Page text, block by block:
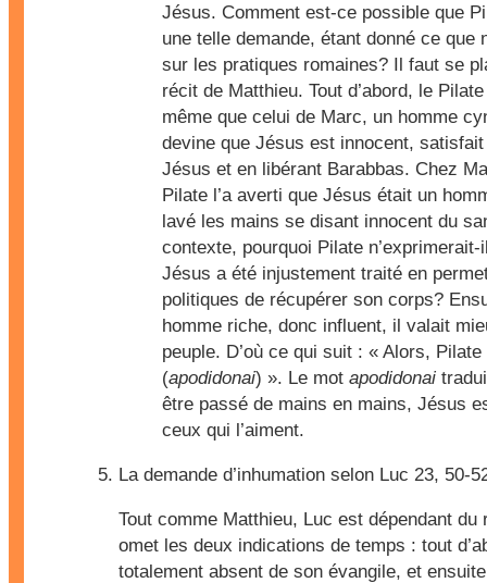
Jésus. Comment est-ce possible que
une telle demande, étant donné ce que
sur les pratiques romaines? Il faut se
récit de Matthieu. Tout d’abord, le
même que celui de Marc, un homme
devine que Jésus est innocent,
Jésus et en libérant Barabbas. Chez
Pilate l’a averti que Jésus était un
lavé les mains se disant innocent du
contexte, pourquoi Pilate
Jésus a été injustement traité en
politiques de récupérer son corps?
homme riche, donc influent, il valait
peuple. D’où ce qui suit : « Alors,
(apodidonai) ». Le mot apodidonai
être passé de mains en mains, Jésus
ceux qui l’aiment.
La demande d’inhumation selon Luc 23, 50-
Tout comme Matthieu, Luc est dépendant
omet les deux indications de temps : tout
totalement absent de son évangile, et